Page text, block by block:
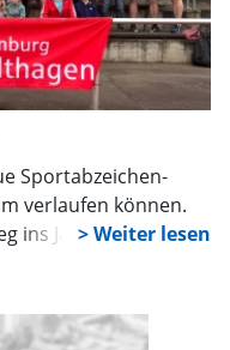
Sportabzeichen-
verlaufen können.
ins Jahnstadion, um